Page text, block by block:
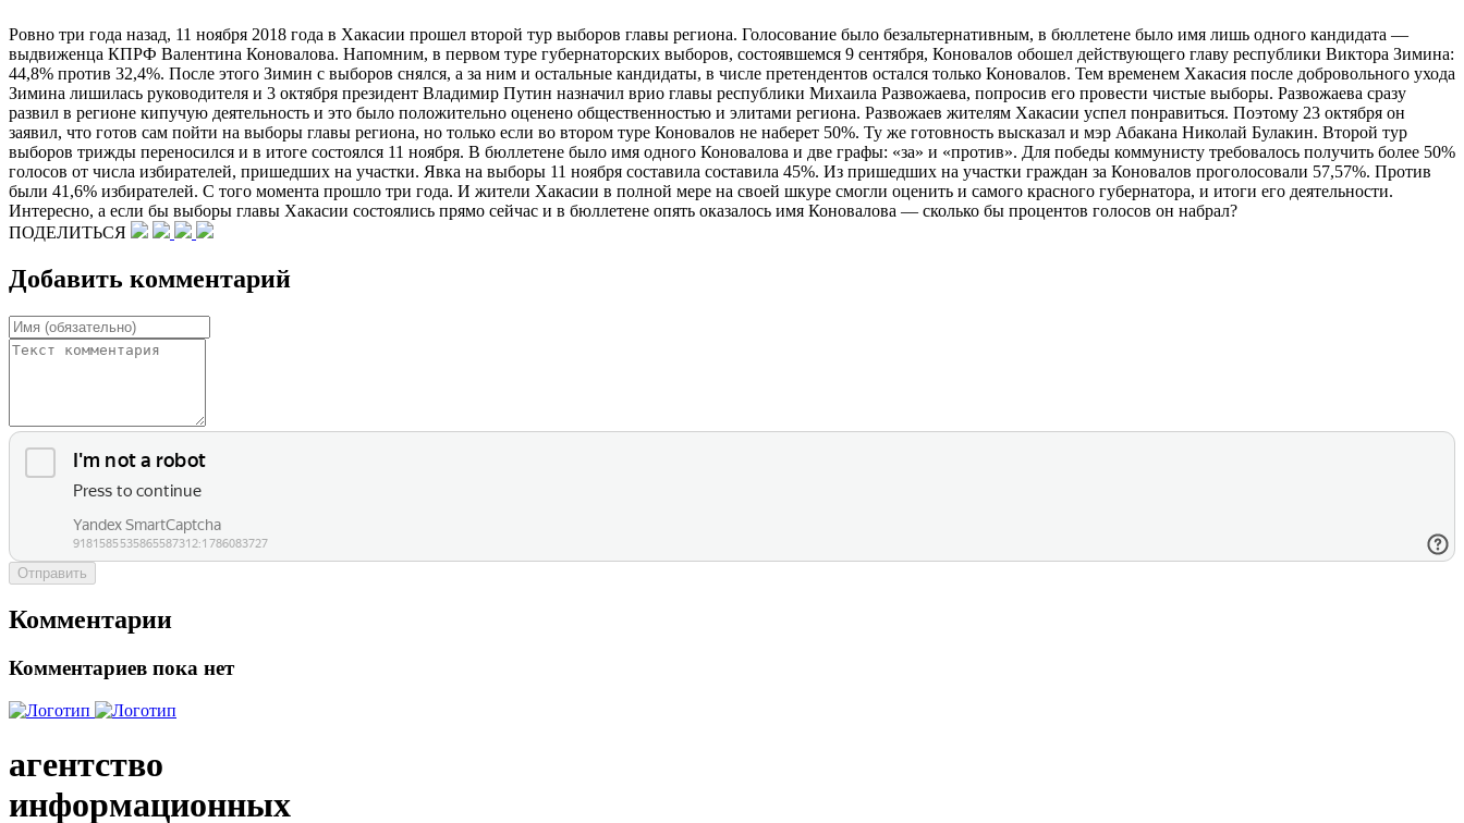
Ровно три года назад, 11 ноября 2018 года в Хакасии прошел второй тур выборов главы региона. Голосование было безальтернативным, в бюллетене было имя лишь одного кандидата —
выдвиженца КПРФ Валентина Коновалова. Напомним, в первом туре губернаторских выборов, состоявшемся 9 сентября, Коновалов обошел действующего главу республики Виктора Зимина:
44,8% против 32,4%. После этого Зимин с выборов снялся, а за ним и остальные кандидаты, в числе претендентов остался только Коновалов. Тем временем Хакасия после добровольного ухода
Зимина лишилась руководителя и 3 октября президент Владимир Путин назначил врио главы республики Михаила Развожаева, попросив его провести чистые выборы. Развожаева сразу
развил в регионе кипучую деятельность и это было положительно оценено общественностью и элитами региона. Развожаев жителям Хакасии успел понравиться. Поэтому 23 октября он
заявил, что готов сам пойти на выборы главы региона, но только если во втором туре Коновалов не наберет 50%. Ту же готовность высказал и мэр Абакана Николай Булакин. Второй тур
выборов трижды переносился и в итоге состоялся 11 ноября. В бюллетене было имя одного Коновалова и две графы: «за» и «против». Для победы коммунисту требовалось получить более 50%
голосов от числа избирателей, пришедших на участки. Явка на выборы 11 ноября составила составила 45%. Из пришедших на участки граждан за Коновалов проголосовали 57,57%. Против
были 41,6% избирателей. С того момента прошло три года. И жители Хакасии в полной мере на своей шкуре смогли оценить и самого красного губернатора, и итоги его деятельности.
Интересно, а если бы выборы главы Хакасии состоялись прямо сейчас и в бюллетене опять оказалось имя Коновалова — сколько бы процентов голосов он набрал?
ПОДЕЛИТЬСЯ
Добавить комментарий
Отправить
Комментарии
Комментариев пока нет
агентство
информационных